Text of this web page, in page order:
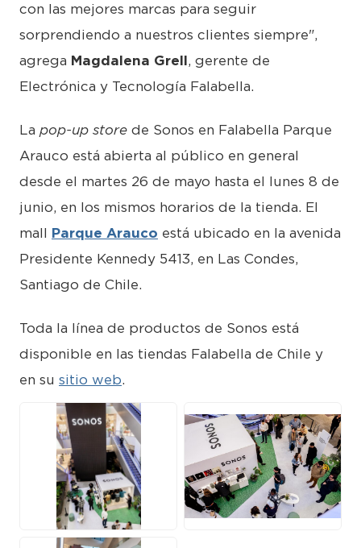
con las mejores marcas para seguir
sorprendiendo a nuestros clientes siempre",
agrega Magdalena Grell, gerente de
Electrónica y Tecnología Falabella.
La pop-up store de Sonos en Falabella Parque
Arauco está abierta al público en general
desde el martes 26 de mayo hasta el lunes 8 de
junio, en los mismos horarios de la tienda. El
mall Parque Arauco está ubicado en la avenida
Presidente Kennedy 5413, en Las Condes,
Santiago de Chile.
Toda la línea de productos de Sonos está
disponible en las tiendas Falabella de Chile y
en su sitio web.
JPG JPG